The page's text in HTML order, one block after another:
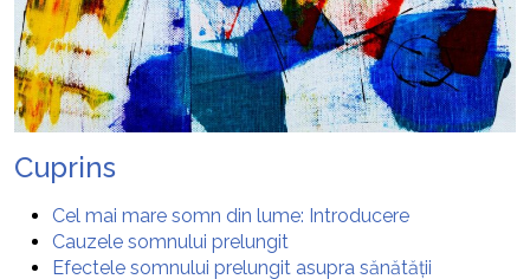
Cuprins
Cel mai mare somn din lume: Introducere
Cauzele somnului prelungit
Efectele somnului prelungit asupra sănătății